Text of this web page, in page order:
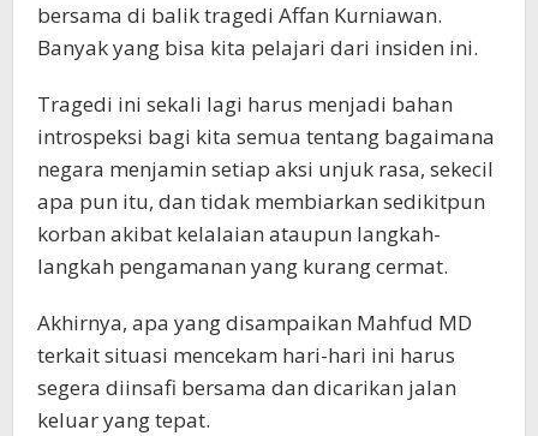
bersama di balik tragedi Affan Kurniawan.
Banyak yang bisa kita pelajari dari insiden ini.
Tragedi ini sekali lagi harus menjadi bahan
introspeksi bagi kita semua tentang bagaimana
negara menjamin setiap aksi unjuk rasa, sekecil
apa pun itu, dan tidak membiarkan sedikitpun
korban akibat kelalaian ataupun langkah-
langkah pengamanan yang kurang cermat.
Akhirnya, apa yang disampaikan Mahfud MD
terkait situasi mencekam hari-hari ini harus
segera diinsafi bersama dan dicarikan jalan
keluar yang tepat.